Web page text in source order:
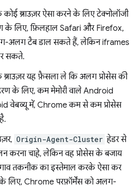
कोई ब्राउज़र ऐसा करने के लिए टेक्नोलॉजी
के लिए, फ़िलहाल Safari और Firefox,
अलग टैब डाल सकते हैं, लेकिन iframes
सकते.
ब्राउज़र यह फ़ैसला ले कि अलग प्रोसेस की
के लिए, कम मेमोरी वाले Android
वेबव्यू में, Chrome कम से कम प्रोसेस
Origin-Agent-Cluster हेडर से
करना चाहे, लेकिन वह प्रोसेस के बजाय
तकनीक का इस्तेमाल करके ऐसा कर
लिए, Chrome परफ़ॉर्मेंस को अलग-